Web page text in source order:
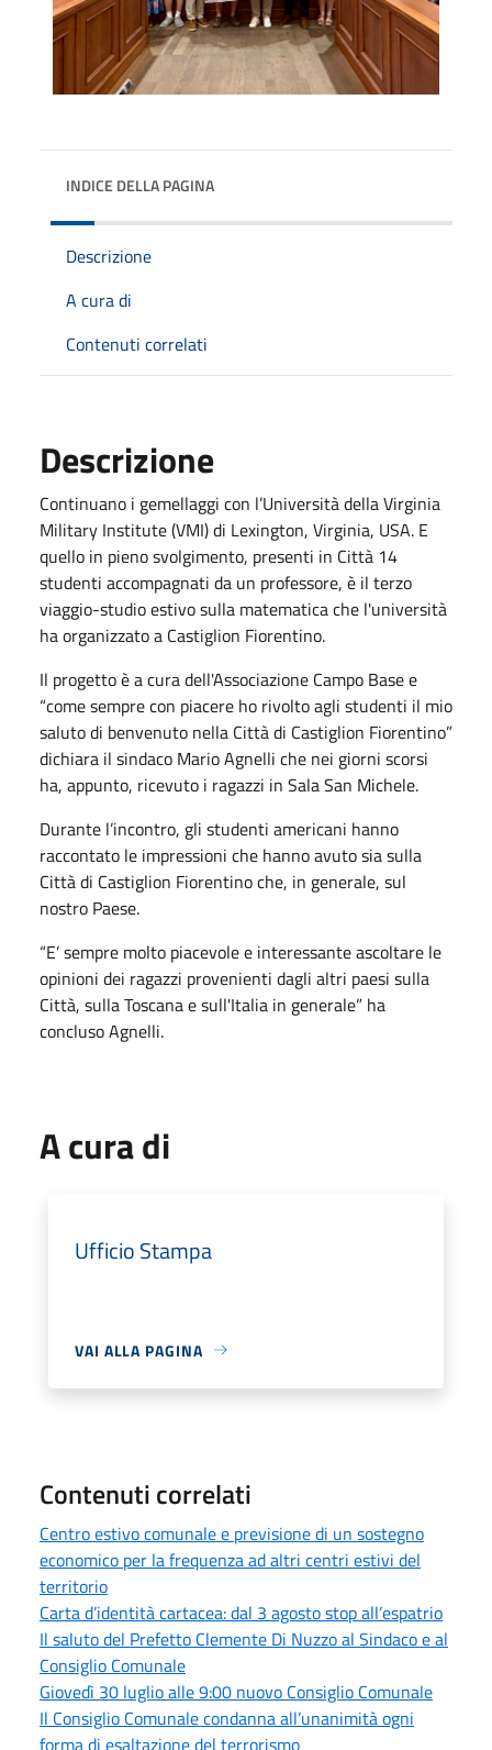
INDICE DELLA PAGINA
Descrizione
A cura di
Contenuti correlati
Descrizione
Continuano i gemellaggi con l’Università della Virginia
Military Institute (VMI) di Lexington, Virginia, USA. E
quello in pieno svolgimento, presenti in Città 14
studenti accompagnati da un professore, è il terzo
viaggio-studio estivo sulla matematica che l'università
ha organizzato a Castiglion Fiorentino.
Il progetto è a cura dell'Associazione Campo Base e
“come sempre con piacere ho rivolto agli studenti il mio
saluto di benvenuto nella Città di Castiglion Fiorentino”
dichiara il sindaco Mario Agnelli che nei giorni scorsi
ha, appunto, ricevuto i ragazzi in Sala San Michele.
Durante l’incontro, gli studenti americani hanno
raccontato le impressioni che hanno avuto sia sulla
Città di Castiglion Fiorentino che, in generale, sul
nostro Paese.
“E’ sempre molto piacevole e interessante ascoltare le
opinioni dei ragazzi provenienti dagli altri paesi sulla
Città, sulla Toscana e sull'Italia in generale” ha
concluso Agnelli.
A cura di
Ufficio Stampa
VAI ALLA PAGINA
Contenuti correlati
Centro estivo comunale e previsione di un sostegno
economico per la frequenza ad altri centri estivi del
territorio
Carta d’identità cartacea: dal 3 agosto stop all’espatrio
Il saluto del Prefetto Clemente Di Nuzzo al Sindaco e al
Consiglio Comunale
Giovedì 30 luglio alle 9:00 nuovo Consiglio Comunale
Il Consiglio Comunale condanna all’unanimità ogni
forma di esaltazione del terrorismo